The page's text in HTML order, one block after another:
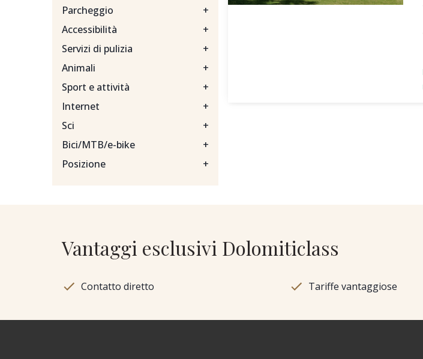
Parcheggio
+
Accessibilità
+
Servizi di pulizia
+
Animali
+
Sport e attività
+
Internet
+
Sci
+
Bici/MTB/e-bike
+
Posizione
+
Vantaggi esclusivi Dolomiticlass
Contatto diretto Tariffe vantaggiose